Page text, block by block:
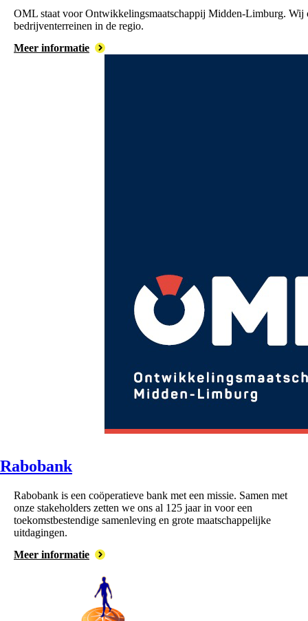
OML staat voor Ontwikkelingsmaatschappij Midden-Limburg. Wij
bedrijventerreinen in de regio.
Meer informatie
Rabobank
Rabobank is een coöperatieve bank met een missie. Samen met
onze stakeholders zetten we ons al 125 jaar in voor een
toekomstbestendige samenleving en grote maatschappelijke
uitdagingen.
Meer informatie